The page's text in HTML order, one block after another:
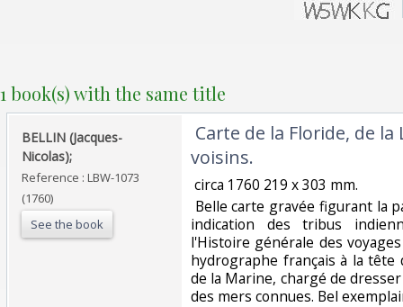
1 book(s) with the same title
‎BELLIN (Jacques-
Nicolas);‎
Reference : LBW-1073
(1760)
See the book
Carte de la Floride, de
voisins.‎
‎ circa 1760 219 x 303 mm. ‎
Belle carte gravée figurant la
indication des tribus
l'Histoire générale des
hydrographe français à la
de la Marine, chargé de
des mers connues. Bel